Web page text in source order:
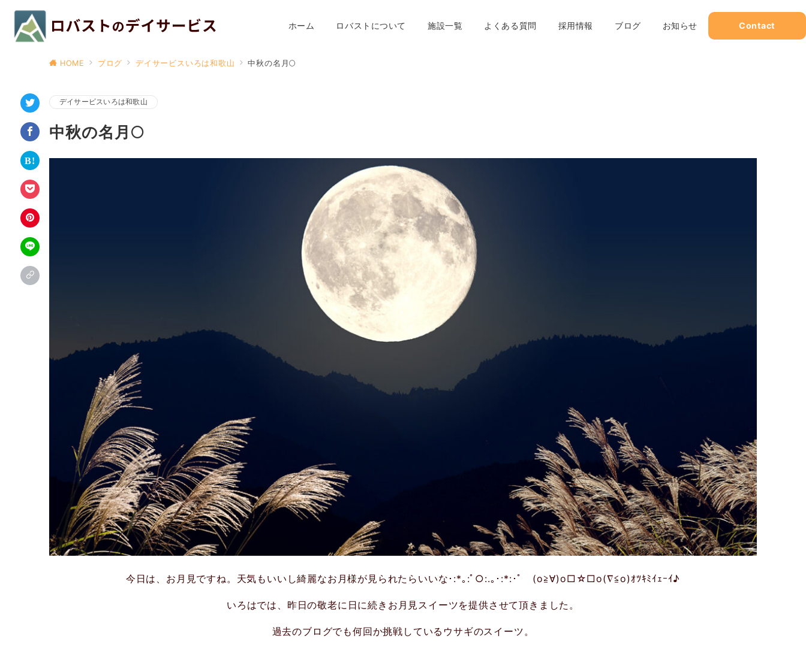
ホーム ロバストについて 施設一覧 よくある質問 採用情報 ブログ お知らせ Contact
HOME ブログ デイサービスいろは和歌山 中秋の名月🌕
デイサービスいろは和歌山
中秋の名月🌕
今日は、お月見ですね。天気もいいし綺麗なお月様が見られたらいいな･:*｡:ﾟ○:.｡･:*:･ﾟ (o≧∀)o□☆□o(∇≦o)ｵﾂｷﾐｲｪｰｲ♪
いろはでは、昨日の敬老に日に続きお月見スイーツを提供させて頂きました。
過去のブログでも何回か挑戦しているウサギのスイーツ。